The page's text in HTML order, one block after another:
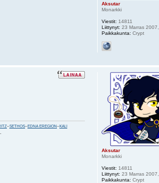
Aksutar
Monarkki
Viestit: 14811
Liittynyt: 23 Marras
Paikkakunta: Crypt
~SETHOS~EDNA EREGION ~KALI
Aksutar
Monarkki
Viestit: 14811
Liittynyt: 23 Marras
Paikkakunta: Crypt